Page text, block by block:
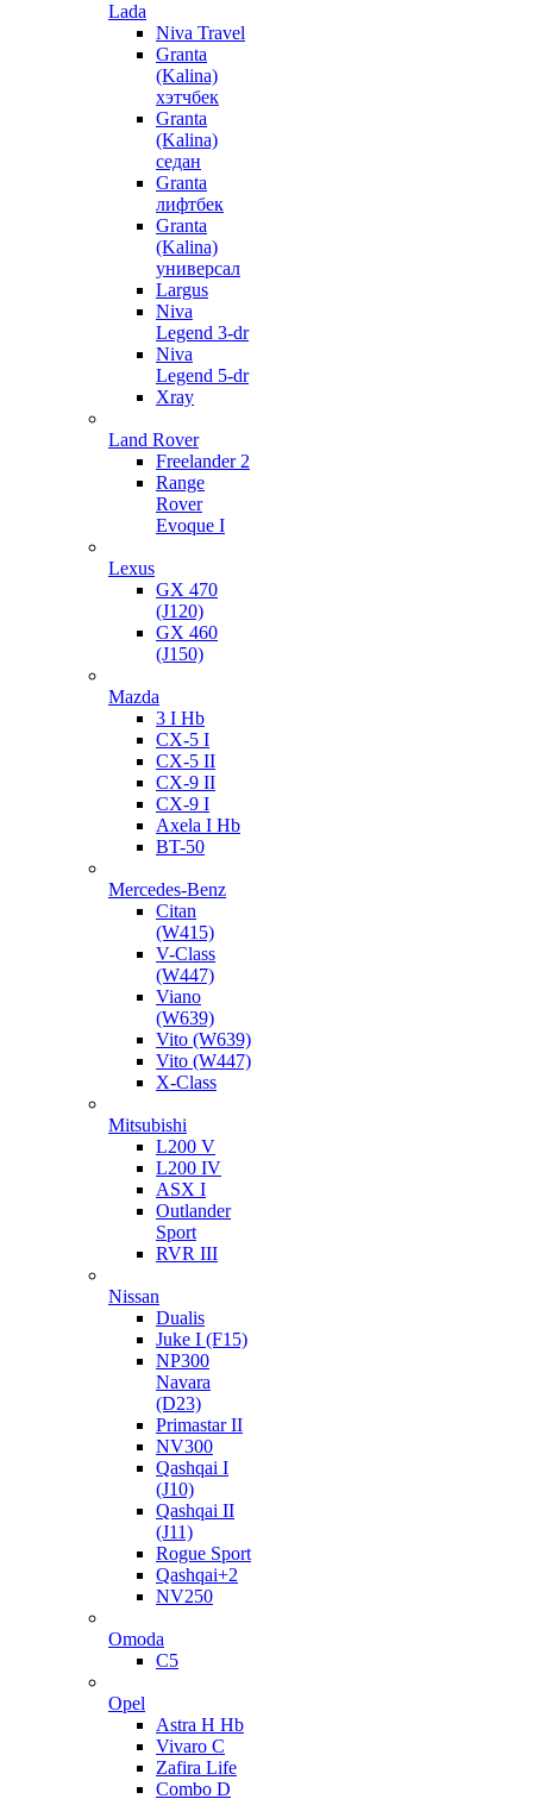
Lada
Niva Travel
Granta
(Kalina)
хэтчбек
Granta
(Kalina)
седан
Granta
лифтбек
Granta
(Kalina)
универсал
Largus
Niva
Legend 3-dr
Niva
Legend 5-dr
Xray
Land Rover
Freelander 2
Range
Rover
Evoque I
Lexus
GX 470
(J120)
GX 460
(J150)
Mazda
3 I Hb
CX-5 I
CX-5 II
CX-9 II
CX-9 I
Axela I Hb
BT-50
Mercedes-Benz
Citan
(W415)
V-Class
(W447)
Viano
(W639)
Vito (W639)
Vito (W447)
X-Class
Mitsubishi
L200 V
L200 IV
ASX I
Outlander
Sport
RVR III
Nissan
Dualis
Juke I (F15)
NP300
Navara
(D23)
Primastar II
NV300
Qashqai I
(J10)
Qashqai II
(J11)
Rogue Sport
Qashqai+2
NV250
Omoda
C5
Opel
Astra H Hb
Vivaro C
Zafira Life
Combo D